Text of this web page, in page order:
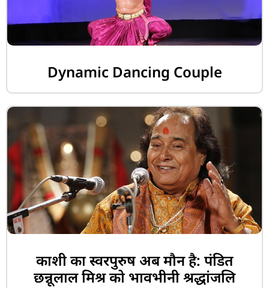
Dynamic Dancing Couple
काशी का स्वरपुरुष अब मौन है: पंडित
छन्नूलाल मिश्र को भावभीनी श्रद्धांजलि